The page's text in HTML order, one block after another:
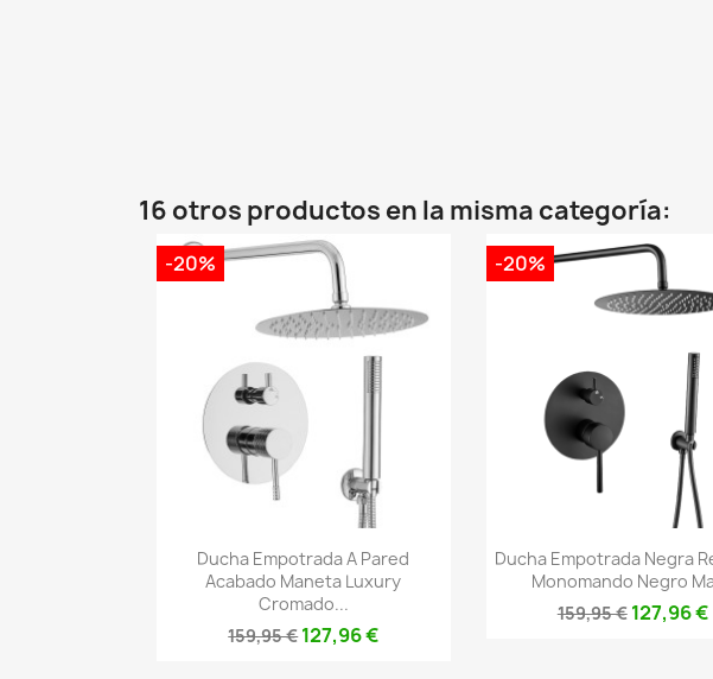
16 otros productos en la misma categoría:
Vista rápida
Ducha Empotrada A Pared
Acabado Maneta Luxury
Cromado...
159,95 €127,96 €
-20%
Vista rápida
Ducha Empotrada Negra
Monomando Negro
159,95 € 127,96 €
-20%